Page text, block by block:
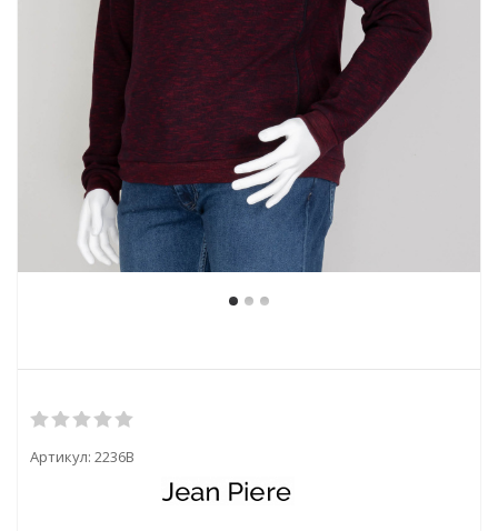
Артикул: 2236B